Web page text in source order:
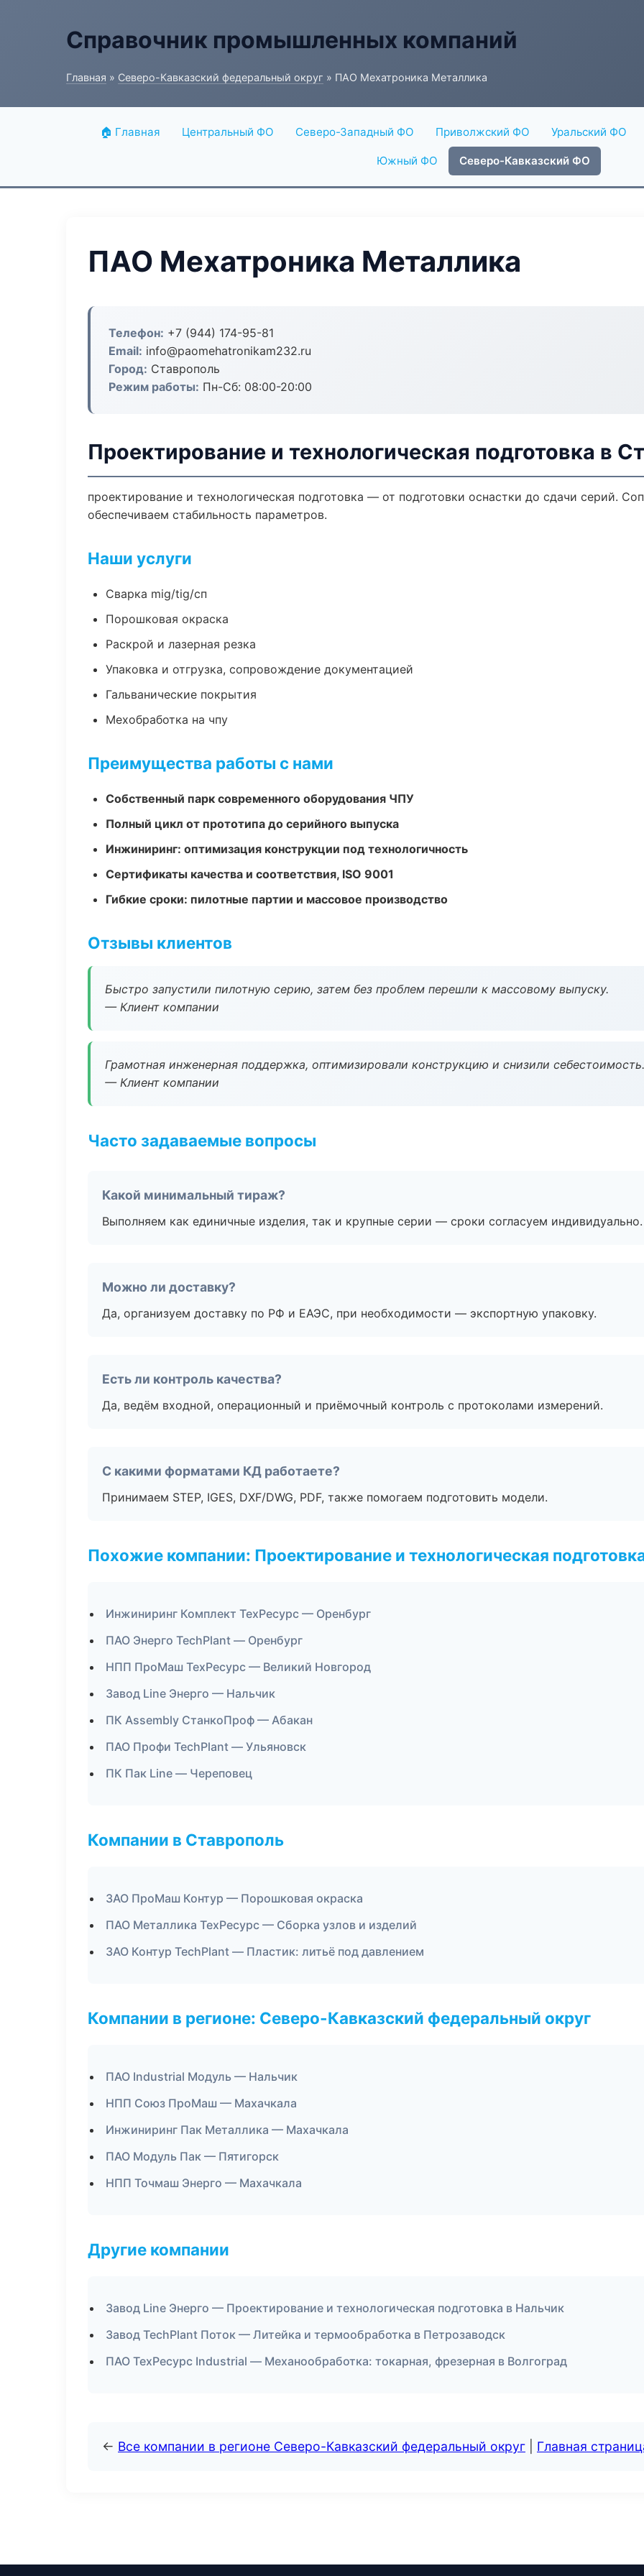
Справочник промышленных компаний
Главная » Северо-Кавказский федеральный округ » ПАО Мехатроника Металлика
🏠 Главная Центральный ФО Северо-Западный ФО Приволжский ФО Уральский ФО
Южный ФО Северо-Кавказский ФО
ПАО Мехатроника Металлика
Телефон: +7 (944) 174-95-81
Email: info@paomehatronikam232.ru
Город: Ставрополь
Режим работы: Пн-Сб: 08:00-20:00
Проектирование и технологическая подготовка в
проектирование и технологическая подготовка — от подготовки оснастки до сдачи серий.
обеспечиваем стабильность параметров.
Наши услуги
Сварка mig/tig/сп
Порошковая окраска
Раскрой и лазерная резка
Упаковка и отгрузка, сопровождение документацией
Гальванические покрытия
Мехобработка на чпу
Преимущества работы с нами
Собственный парк современного оборудования ЧПУ
Полный цикл от прототипа до серийного выпуска
Инжиниринг: оптимизация конструкции под технологичность
Сертификаты качества и соответствия, ISO 9001
Гибкие сроки: пилотные партии и массовое производство
Отзывы клиентов
Быстро запустили пилотную серию, затем без проблем перешли к массовому выпуску.
— Клиент компании
Грамотная инженерная поддержка, оптимизировали конструкцию и снизили себестоимость.
— Клиент компании
Часто задаваемые вопросы
Какой минимальный тираж?
Выполняем как единичные изделия, так и крупные серии — сроки согласуем индивидуально.
Можно ли доставку?
Да, организуем доставку по РФ и ЕАЭС, при необходимости — экспортную упаковку.
Есть ли контроль качества?
Да, ведём входной, операционный и приёмочный контроль с протоколами измерений.
С какими форматами КД работаете?
Принимаем STEP, IGES, DXF/DWG, PDF, также помогаем подготовить модели.
Похожие компании: Проектирование и технологическая
Инжиниринг Комплект ТехРесурс — Оренбург
ПАО Энерго TechPlant — Оренбург
НПП ПроМаш ТехРесурс — Великий Новгород
Завод Line Энерго — Нальчик
ПК Assembly СтанкоПроф — Абакан
ПАО Профи TechPlant — Ульяновск
ПК Пак Line — Череповец
Компании в Ставрополь
ЗАО ПроМаш Контур — Порошковая окраска
ПАО Металлика ТехРесурс — Сборка узлов и изделий
ЗАО Контур TechPlant — Пластик: литьё под давлением
Компании в регионе: Северо-Кавказский федеральный округ
ПАО Industrial Модуль — Нальчик
НПП Союз ПроМаш — Махачкала
Инжиниринг Пак Металлика — Махачкала
ПАО Модуль Пак — Пятигорск
НПП Точмаш Энерго — Махачкала
Другие компании
Завод Line Энерго — Проектирование и технологическая подготовка в Нальчик
Завод TechPlant Поток — Литейка и термообработка в Петрозаводск
ПАО ТехРесурс Industrial — Механообработка: токарная, фрезерная в Волгоград
← Все компании в регионе Северо-Кавказский федеральный округ Главная